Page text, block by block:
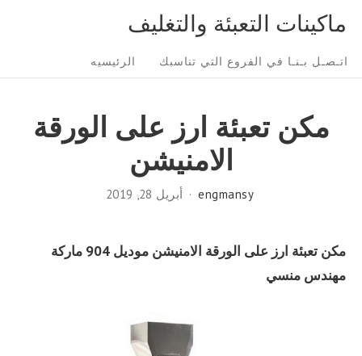
content
ماكينات التعبئة والتغليف
Site
Navigation
اتـصـل بـنـا في الفروع التي تناسبك الرئيسيه
مكن تعبئة ارز على الورقة
الامنيشن
engmansy أبريل 28, 2019
مكن تعبئة ارز على الورقة الامنيشن موديل 904 ماركة
مهندس منسي